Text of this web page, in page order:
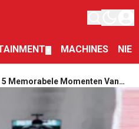
MACHINES
5 Memorabele Momenten Van
Formule 1: Grand Prix Van Spanje